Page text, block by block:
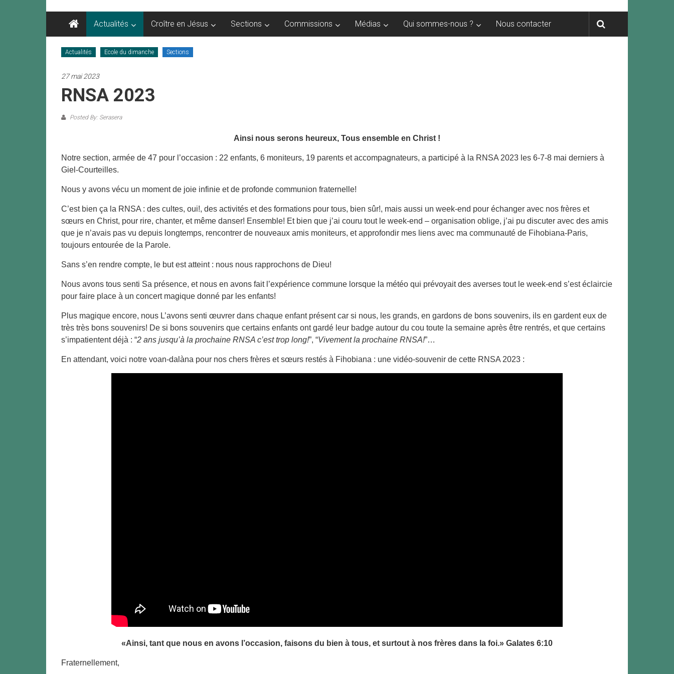
FPMA
Fihobiana
Paris
Actualités Croître en Jésus Sections Commissions Médias Qui sommes-nous ? Nous contacter
Actualités Ecole du dimanche Sections
27 mai 2023
RNSA 2023
Posted By: Serasera
Ainsi nous serons heureux, Tous ensemble en Christ !
Notre section, armée de 47 pour l’occasion : 22 enfants, 6 moniteurs, 19 parents et accompagnateurs, a participé à la RNSA 2023 les 6-7-8 mai derniers à
Giel-Courteilles.
Nous y avons vécu un moment de joie infinie et de profonde communion fraternelle!
C’est bien ça la RNSA : des cultes, oui!, des activités et des formations pour tous, bien sûr!, mais aussi un week-end pour échanger avec nos frères et
sœurs en Christ, pour rire, chanter, et même danser! Ensemble! Et bien que j’ai couru tout le week-end – organisation oblige, j’ai pu discuter avec des amis
que je n’avais pas vu depuis longtemps, rencontrer de nouveaux amis moniteurs, et approfondir mes liens avec ma communauté de Fihobiana-Paris,
toujours entourée de la Parole.
Sans s’en rendre compte, le but est atteint : nous nous rapprochons de Dieu!
Nous avons tous senti Sa présence, et nous en avons fait l’expérience commune lorsque la météo qui prévoyait des averses tout le week-end s’est éclaircie
pour faire place à un concert magique donné par les enfants!
Plus magique encore, nous L’avons senti œuvrer dans chaque enfant présent car si nous, les grands, en gardons de bons souvenirs, ils en gardent eux de
très très bons souvenirs! De si bons souvenirs que certains enfants ont gardé leur badge autour du cou toute la semaine après être rentrés, et que certains
s’impatientent déjà : “2 ans jusqu’à la prochaine RNSA c’est trop long!”, “Vivement la prochaine RNSA!”…
En attendant, voici notre voan-dalàna pour nos chers frères et sœurs restés à Fihobiana : une vidéo-souvenir de cette RNSA 2023 :
«Ainsi, tant que nous en avons l’occasion, faisons du bien à tous, et surtout à nos frères dans la foi.» Galates 6:10
Fraternellement,